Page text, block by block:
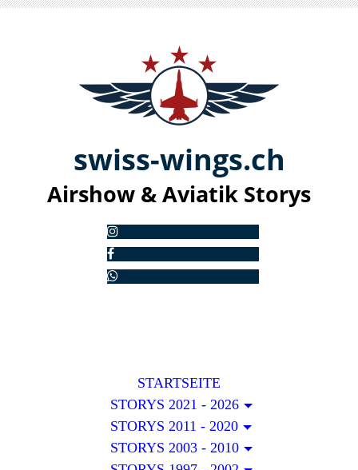
swiss-wings.ch
Airshow & Aviatik Storys
STARTSEITE
STORYS 2021 - 2026
STORYS 2011 - 2020
STORYS 2003 - 2010